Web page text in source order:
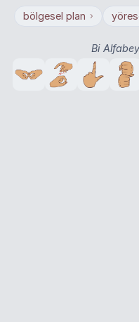
bölgesel plan ›
Bi